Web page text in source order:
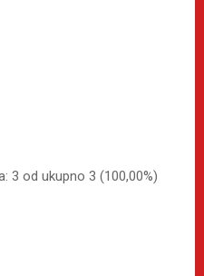
3 od ukupno 3 (100,00%)